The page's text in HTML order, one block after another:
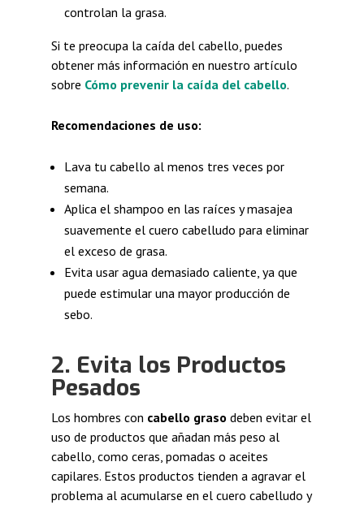
controlan la grasa.
Si te preocupa la caída del cabello, puedes
obtener más información en nuestro artículo
sobre Cómo prevenir la caída del cabello.
Recomendaciones de uso:
Lava tu cabello al menos tres veces por
semana.
Aplica el shampoo en las raíces y masajea
suavemente el cuero cabelludo para eliminar
el exceso de grasa.
Evita usar agua demasiado caliente, ya que
puede estimular una mayor producción de
sebo.
2. Evita los Productos
Pesados
Los hombres con cabello graso deben evitar el
uso de productos que añadan más peso al
cabello, como ceras, pomadas o aceites
capilares. Estos productos tienden a agravar el
problema al acumularse en el cuero cabelludo y